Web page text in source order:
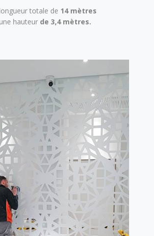
totale de 14 mètres
hauteur de 3,4 mètres.